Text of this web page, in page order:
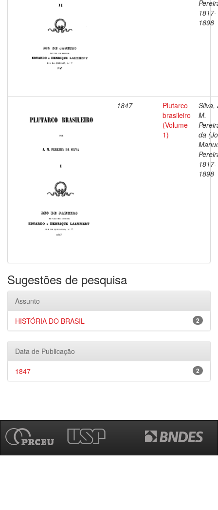
1817-
1898
1847
Plutarco
brasileiro
(Volume
1)
Silva,
M.
da
1817-
1898
Sugestões de pesquisa
Assunto
2
HISTÓRIA DO BRASIL
Data de Publicação
2
1847